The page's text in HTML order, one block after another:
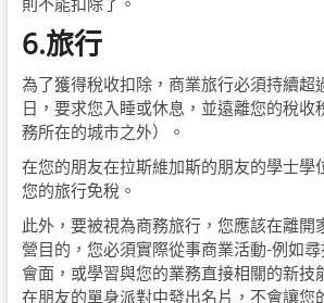
6.旅行
為了獲得稅收扣除，商業旅行必須持續超
日，要求您入睡或休息，並遠離您的稅收
務所在的城市之外）。
在您的朋友在拉斯維加斯的朋友的學士學
您的旅行免稅。
此外，要被視為商務旅行，您應該在離開
營目的，您必須實際從事商業活動-例如
會面，或學習與您的業務直接相關的新技
在朋友的單身派對中發出名片，不會讓您